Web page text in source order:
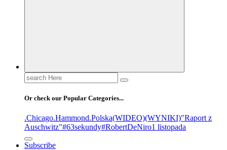
Or check our Popular Categories...
.Chicago.Hammond.Polska(WIDEO)(WYNIKI)"Raport z
Auschwitz"#63sekundy#RobertDeNiro1 listopada
Subscribe